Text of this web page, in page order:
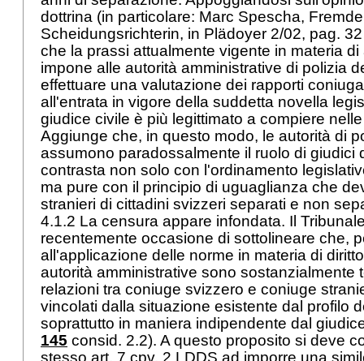
dottrina (in particolare: Marc Spescha,
Scheidungsrichterin, in Plädoyer 2/02, pag.
che la prassi attualmente vigente in materia di
impone alle autorità amministrative di polizia
effettuare una valutazione dei rapporti
all'entrata in vigore della suddetta novella
giudice civile è più legittimato a compiere
Aggiunge che, in questo modo, le autorità di
assumono paradossalmente il ruolo di giudici
contrasta non solo con l'ordinamento
ma pure con il principio di uguaglianza che
stranieri di cittadini svizzeri separati e non
4.1.2 La censura appare infondata. Il
recentemente occasione di sottolineare che,
all'applicazione delle norme in materia di
autorità amministrative sono sostanzialmente
relazioni tra coniuge svizzero e coniuge
vincolati dalla situazione esistente dal profilo
soprattutto in maniera indipendente dal
145 consid. 2.2). A questo proposito si deve
stesso art. 7 cpv. 2 LDDS ad imporre una